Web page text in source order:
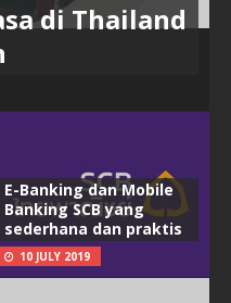
di Thailand
E-Banking dan Mobile
Banking SCB yang
sederhana dan praktis
10 JULY 2019